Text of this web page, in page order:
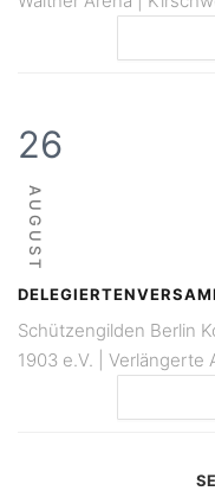
26
AUGUST
Schützengilden Berlin
1903 e.V. | Verlängerte